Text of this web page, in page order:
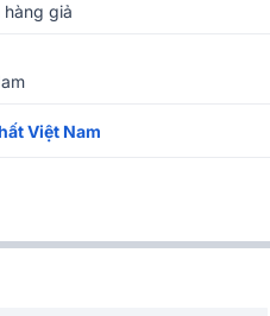
giả
Việt Nam